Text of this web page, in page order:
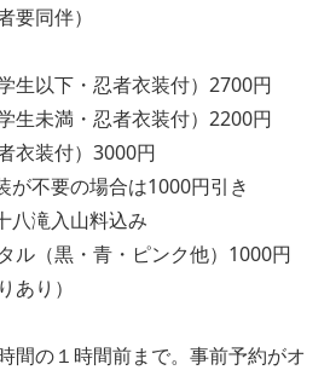
要同伴）
・忍者衣装付）2700円
・忍者衣装付）2200円
付）3000円
の場合は1000円引き
山料込み
黒・青・ピンク他）1000円
あり）
間の１時間前まで。事前予約がオ